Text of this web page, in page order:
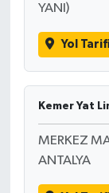
YANI)
Yol
Kemer Yat
MERKEZ
ANTALYA